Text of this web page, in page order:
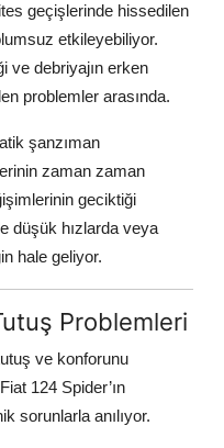
geçişlerinde hissedilen
etkileyebiliyor.
ve debriyajın erken
problemler arasında.
şanzıman
zaman zaman
geciktiği
düşük hızlarda veya
hale geliyor.
Problemleri
ve konforunu
124 Spider’ın
sorunlarla anılıyor.